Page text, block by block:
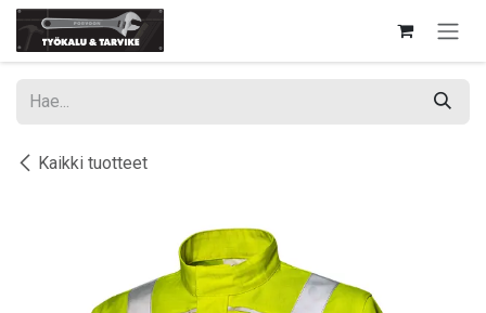
Siirry sisältöön
Kaikki tuotteet